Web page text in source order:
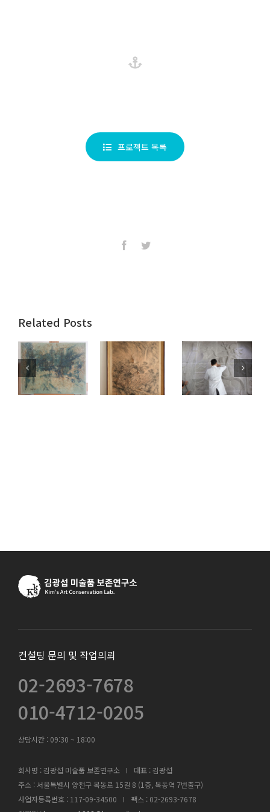
프로젝트 목록
FacebookTwitter
Related Posts
컨설팅 문의 및 작업의뢰
02-2693-7678
010-4712-0205
상담시간 : 09:30 ~ 18:00
회사명 : 김광섭 미술품 보존연구소 I
대표 : 김광섭
주소 : 서울특별시 양천구 목동로 15길 8 (1층, 목동역 7번출구)
사업자등록번호 : 117-09-34500
I
팩스 : 02-2693-7678